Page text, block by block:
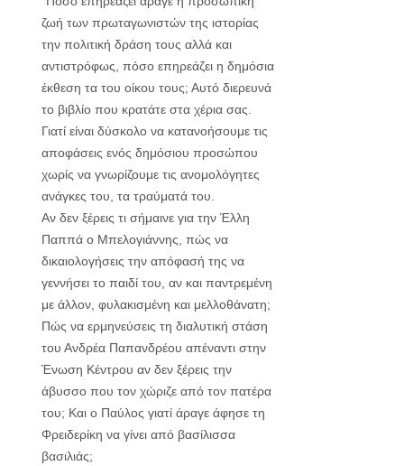
ζωή των πρωταγωνιστών της ιστορίας
την πολιτική δράση τους αλλά και
αντιστρόφως, πόσο επηρεάζει η δημόσια
έκθεση τα του οίκου τους; Αυτό διερευνά
το βιβλίο που κρατάτε στα χέρια σας.
Γιατί είναι δύσκολο να κατανοήσουμε τις
αποφάσεις ενός δημόσιου προσώπου
χωρίς να γνωρίζουμε τις ανομολόγητες
ανάγκες του, τα τραύματά του.
Αν δεν ξέρεις τι σήμαινε για την Έλλη
Παππά ο Μπελογιάννης, πώς να
δικαιολογήσεις την απόφασή της να
γεννήσει το παιδί του, αν και παντρεμένη
με άλλον, φυλακισμένη και μελλοθάνατη;
Πώς να ερμηνεύσεις τη διαλυτική στάση
του Ανδρέα Παπανδρέου απέναντι στην
Ένωση Κέντρου αν δεν ξέρεις την
άβυσσο που τον χώριζε από τον πατέρα
του; Και ο Παύλος γιατί άραγε άφησε τη
Φρειδερίκη να γίνει από βασίλισσα
βασιλιάς;